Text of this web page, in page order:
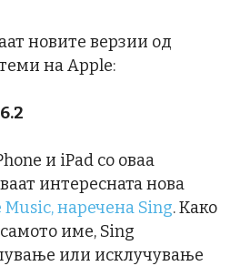
новите верзии од
на Apple:
и iPad со оваа
интересната нова
Music, наречена Sing. Како
име, Sing
или исклучување